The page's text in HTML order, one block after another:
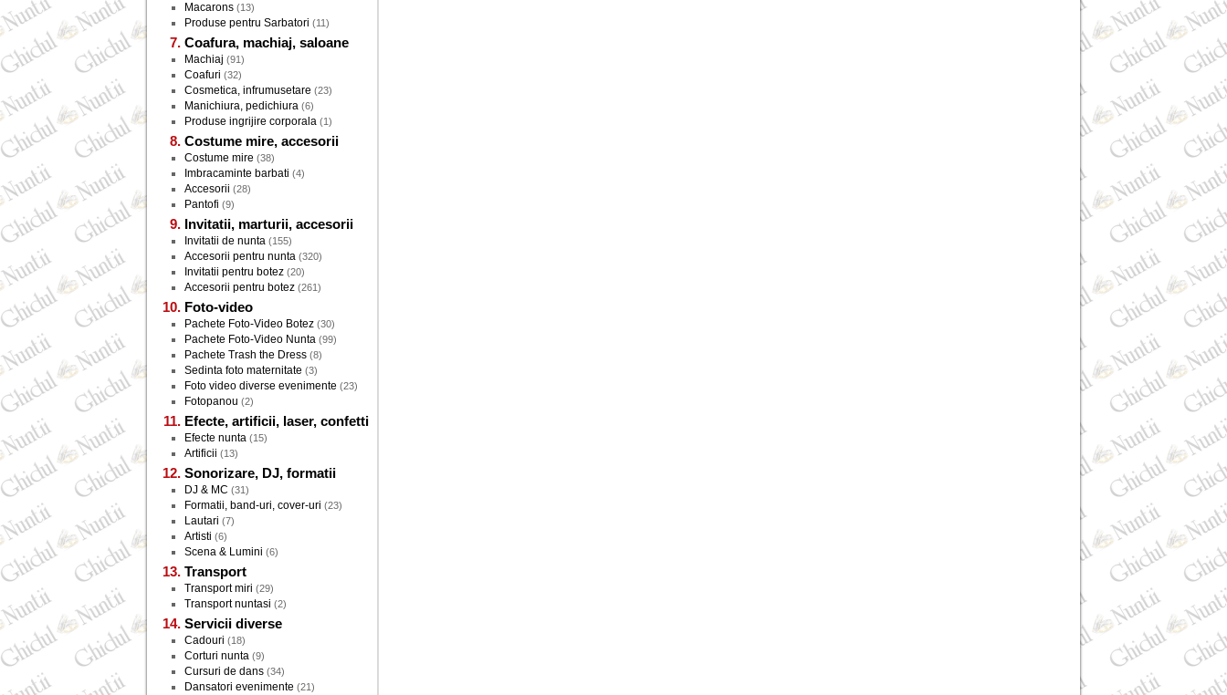
Macarons (13)
Produse pentru Sarbatori (11)
Coafura, machiaj, saloane
Machiaj (91)
Coafuri (32)
Cosmetica, infrumusetare (23)
Manichiura, pedichiura (6)
Produse ingrijire corporala (1)
Costume mire, accesorii
Costume mire (38)
Imbracaminte barbati (4)
Accesorii (28)
Pantofi (9)
Invitatii, marturii, accesorii
Invitatii de nunta (155)
Accesorii pentru nunta (320)
Invitatii pentru botez (20)
Accesorii pentru botez (261)
Foto-video
Pachete Foto-Video Botez (30)
Pachete Foto-Video Nunta (99)
Pachete Trash the Dress (8)
Sedinta foto maternitate (3)
Foto video diverse evenimente (23)
Fotopanou (2)
Efecte, artificii, laser, confetti
Efecte nunta (15)
Artificii (13)
Sonorizare, DJ, formatii
DJ & MC (31)
Formatii, band-uri, cover-uri (23)
Lautari (7)
Artisti (6)
Scena & Lumini (6)
Transport
Transport miri (29)
Transport nuntasi (2)
Servicii diverse
Cadouri (18)
Corturi nunta (9)
Cursuri de dans (34)
Dansatori evenimente (21)